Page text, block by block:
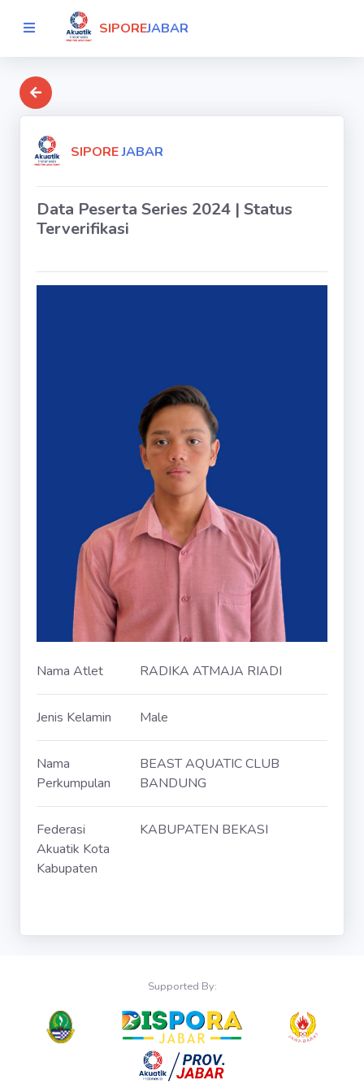
SIPOREJABAR
SIPOREJABAR
Data Peserta Series 2024 | Status
Terverifikasi
Nama Atlet RADIKA ATMAJA RIADI
Jenis Kelamin Male
Nama
Perkumpulan
BEAST AQUATIC CLUB
BANDUNG
Federasi
Akuatik Kota
Kabupaten
KABUPATEN BEKASI
Supported By: